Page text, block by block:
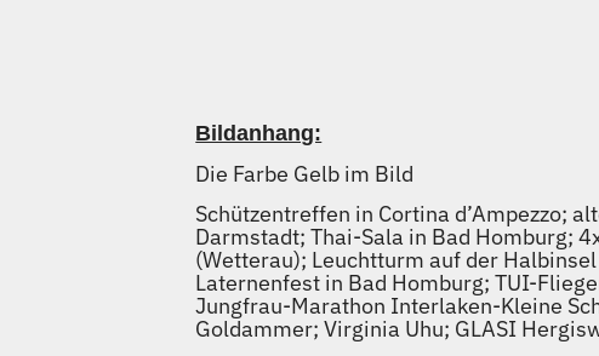
Bildanhang:
Die Farbe Gelb im Bild
Schützentreffen in Cortina d’Ampezzo;
Darmstadt; Thai-Sala in Bad Homburg;
(Wetterau); Leuchtturm auf der
Laternenfest in Bad Homburg; TUI-
Jungfrau-Marathon Interlaken-Kleine
Goldammer; Virginia Uhu; GLASI